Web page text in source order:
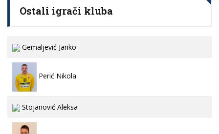
Ostali igrači kluba
Gemaljević Janko
Perić Nikola
Stojanović Aleksa